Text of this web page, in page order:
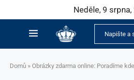
Neděle, 9
Domů » Obrázky zdarma online: Poradíme